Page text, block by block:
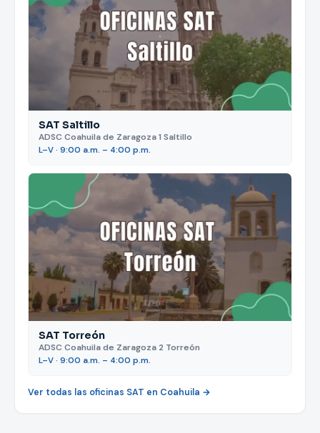
SAT Saltillo
ADSC Coahuila de Zaragoza 1 Saltillo
L–V · 9:00 a.m. – 4:00 p.m.
SAT Torreón
ADSC Coahuila de Zaragoza 2 Torreón
L–V · 9:00 a.m. – 4:00 p.m.
Ver todas las oficinas SAT en Coahuila →